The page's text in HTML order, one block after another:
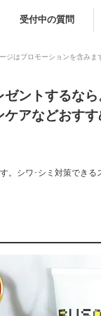
受付中の質問
ジはプロモーションを含みま
ントするな
アなどおすす
。シワ･シミ対策でき